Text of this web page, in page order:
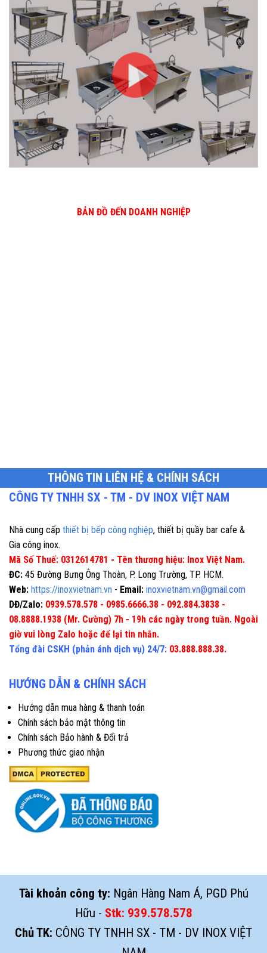
BẢN ĐỒ ĐẾN DOANH NGHIỆP
THÔNG TIN LIÊN HỆ & CHÍNH SÁCH
CÔNG TY TNHH SX - TM - DV INOX VIỆT NAM
Nhà cung cấp thiết bị bếp công nghiệp, thiết bị quầy bar cafe &
Gia công inox.
Mã Số Thuế: 0312614781 - Tên thương hiệu: Inox Việt Nam.
ĐC: 45 Đường Bưng Ông Thoàn, P. Long Trường, TP. HCM.
Web: https://inoxvietnam.vn - Email: inoxvietnam.vn@gmail.com
DĐ/Zalo: 0939.578.578 - 0985.6666.38 - 092.884.3838 -
08.8888.1938 (Mr. Cường) 7h - 19h các ngày trong tuần. Ngoài
giờ vui lòng Zalo hoặc để lại tin nhắn.
Tổng đài CSKH (phản ánh dịch vụ) 24/7: 03.888.888.38.
HƯỚNG DẪN & CHÍNH SÁCH
Hướng dẫn mua hàng & thanh toán
Chính sách bảo mật thông tin
Chính sách Bảo hành & Đổi trả
Phương thức giao nhận
Tài khoản công ty: Ngân Hàng Nam Á, PGD Phú
Hữu - Stk: 939.578.578
Chủ TK: CÔNG TY TNHH SX - TM - DV INOX VIỆT